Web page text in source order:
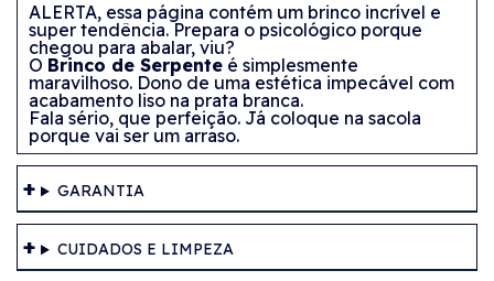
ALERTA, essa página contém um brinco incrível e
super tendência. Prepara o psicológico porque
chegou para abalar, viu?
O Brinco de Serpente é simplesmente
maravilhoso. Dono de uma estética impecável com
acabamento liso na prata branca.
Fala sério, que perfeição. Já coloque na sacola
porque vai ser um arraso.
GARANTIA
CUIDADOS E LIMPEZA